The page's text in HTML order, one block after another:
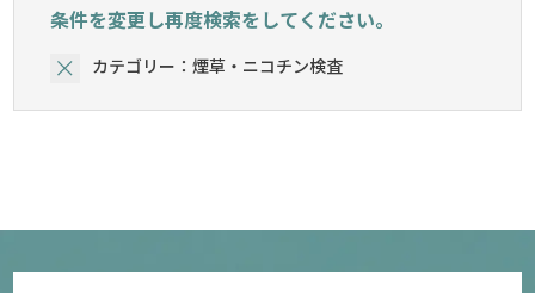
条件を変更し再度検索をしてください。
カテゴリー：煙草・ニコチン検査